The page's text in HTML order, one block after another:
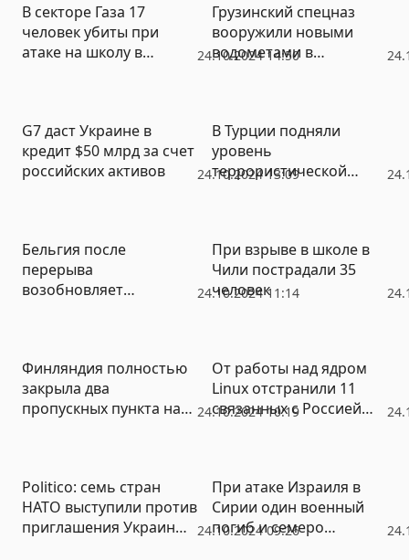
24.10.2024 14:50
В секторе Газа 17
человек убиты при
атаке на школу в
Грузинский спецназ
вооружили новыми
водометами в
24.10.2024 13:09
G7 даст Украине в
кредит $50 млрд за счет
российских активов
В Турции подняли
уровень
террористической
24.10.2024 11:14
Бельгия после
перерыва
возобновляет
При взрыве в школе в
Чили пострадали 35
человек
24.10.2024 10:19
Финляндия полностью
закрыла два
пропускных пункта на
От работы над ядром
Linux отстранили 11
связанных с Россией
24.10.2024 09:26
Politico: семь стран
НАТО выступили против
приглашения Украины
При атаке Израиля в
Сирии один военный
погиб и семеро